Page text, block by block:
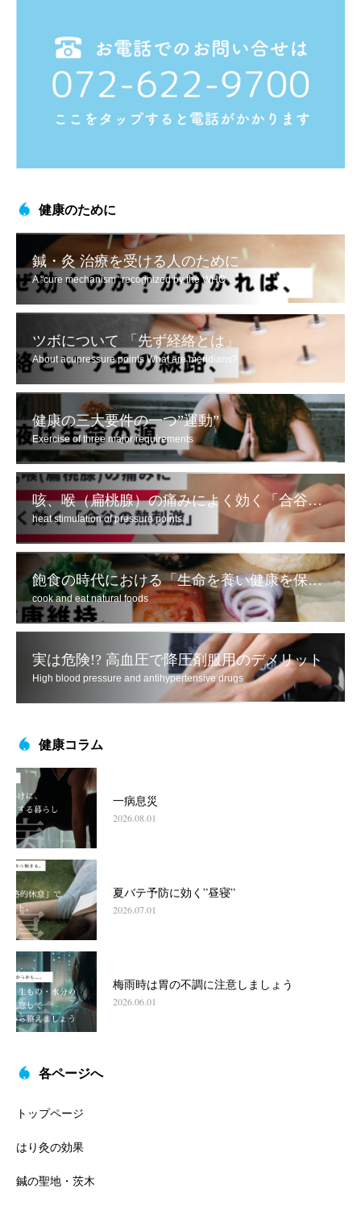
健康のために
鍼・灸 治療を受ける人のために
A "cure mechanism" recognized by the WHO
ツボについて 「先ず経絡とは」
About acupressure points What are meridians?
健康の三大要件の一つ”運動”
Exercise of three major requirements
咳、喉（扁桃腺）の痛みによく効く「合谷の熱刺激」
heat stimulation of pressure points
飽食の時代における「生命を養い健康を保つため」の食べ方とは
cook and eat natural foods
実は危険!? 高血圧で降圧剤服用のデメリット
High blood pressure and antihypertensive drugs
健康コラム
一病息災
2026.08.01
夏バテ予防に効く”昼寝”
2026.07.01
梅雨時は胃の不調に注意しましょう
2026.06.01
各ページへ
トップページ
はり灸の効果
鍼の聖地・茨木